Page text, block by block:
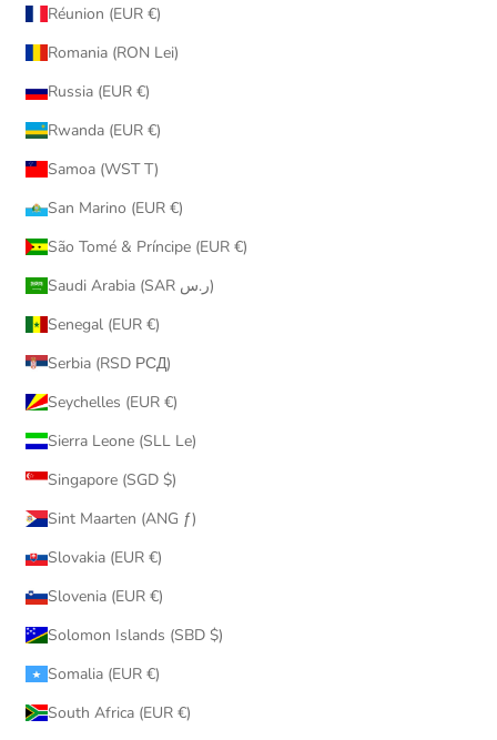
Réunion (EUR €)
Romania (RON Lei)
Russia (EUR €)
Rwanda (EUR €)
Samoa (WST T)
San Marino (EUR €)
São Tomé & Príncipe (EUR €)
Saudi Arabia (SAR ر.س)
Senegal (EUR €)
Serbia (RSD РСД)
Seychelles (EUR €)
Sierra Leone (SLL Le)
Singapore (SGD $)
Sint Maarten (ANG ƒ)
Slovakia (EUR €)
Slovenia (EUR €)
Solomon Islands (SBD $)
Somalia (EUR €)
South Africa (EUR €)